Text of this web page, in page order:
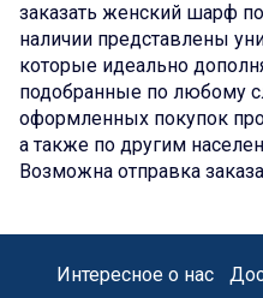
заказать женский шарф
наличии представлены
которые идеально
подобранные по любому
оформленных покупок
а также по другим
Возможна отправка
Интересное о нас